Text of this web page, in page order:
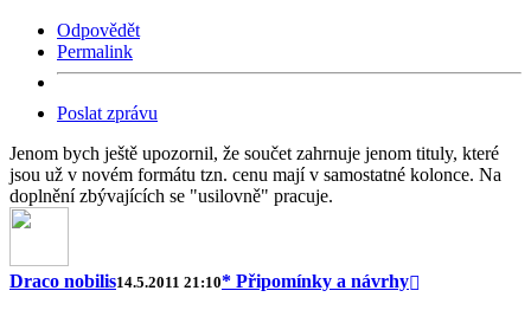
Odpovědět
Permalink
Poslat zprávu
Jenom bych ještě upozornil, že součet zahrnuje jenom tituly, které
jsou už v novém formátu tzn. cenu mají v samostatné kolonce. Na
doplnění zbývajících se "usilovně" pracuje.
Draco nobilis14.5.2011 21:10* Připomínky a návrhy